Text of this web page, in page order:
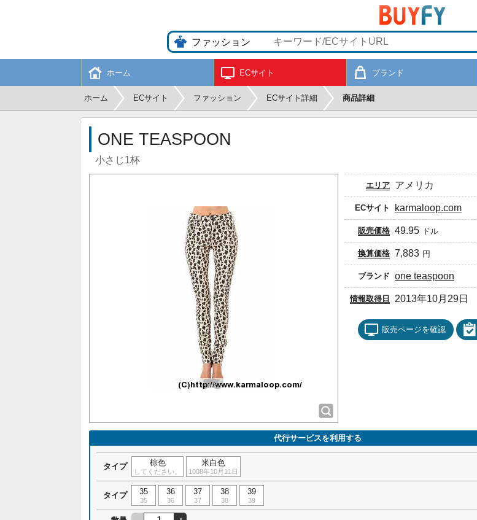
ホーム ECサイト ブランド
ホーム ECサイト ファッション ECサイト詳細 商品詳細
ONE TEASPOON
小さじ1杯
エリア アメリカ
ECサイト karmaloop.com
販売価格 49.95 ドル
換算価格 7,883 円
ブランド one teaspoon
情報取得日 2013年10月29日
販売ページを確認
代行サービスを利用する
タイプ 棕色
してください。
米白色
1008年10月11日
タイプ 35
35
36
36
37
37
38
38
39
39